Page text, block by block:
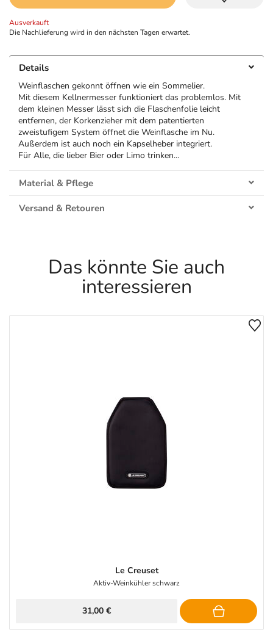
Ausverkauft
Die Nachlieferung wird in den nächsten Tagen erwartet.
Details
Weinflaschen gekonnt öffnen wie ein Sommelier.
Mit diesem Kellnermesser funktioniert das problemlos. Mit
dem kleinen Messer lässt sich die Flaschenfolie leicht
entfernen, der Korkenzieher mit dem patentierten
zweistufigem System öffnet die Weinflasche im Nu.
Außerdem ist auch noch ein Kapselheber integriert.
Für Alle, die lieber Bier oder Limo trinken...
Material & Pflege
Versand & Retouren
Das könnte Sie auch
interessieren
Le Creuset
Aktiv-Weinkühler schwarz
31,00 €